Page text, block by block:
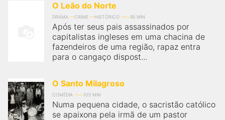
O Leão do Norte
DRAMA CRIME HISTÓRICO 95 MIN
Após ter seus pais assassinados por
capitalistas ingleses em uma chacina de
fazendeiros de uma região, rapaz entra
para o cangaço dispost...
O Santo Milagroso
COMÉDIA 105 MIN
Numa pequena cidade, o sacristão católico
se apaixona pela irmã de um pastor